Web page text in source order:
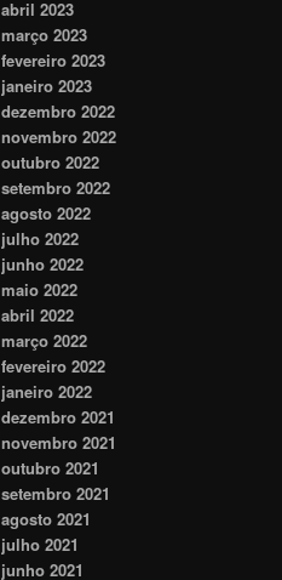
abril 2023
março 2023
fevereiro 2023
janeiro 2023
dezembro 2022
novembro 2022
outubro 2022
setembro 2022
agosto 2022
julho 2022
junho 2022
maio 2022
abril 2022
março 2022
fevereiro 2022
janeiro 2022
dezembro 2021
novembro 2021
outubro 2021
setembro 2021
agosto 2021
julho 2021
junho 2021